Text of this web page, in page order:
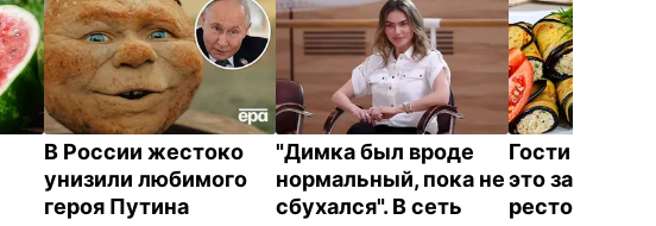
В России жестоко
унизили любимого
героя Путина
"Димка был вроде
нормальный, пока не
сбухался". В сеть
Гости
это закуска из
ресторана.